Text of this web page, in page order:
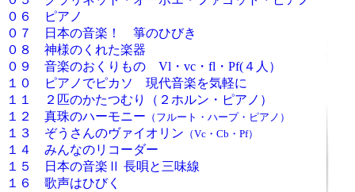
０６ ピアノ
０７ 日本の音楽！ 箏のひびき
０８ 神様のくれた楽器
０９ 音楽のおくりもの Vl・vc・fl・Pf(４人）
１０ ピアノでピカソ 現代音楽を気軽に
１１ ２匹のかたつむり（２ホルン・ピアノ）
１２ 真珠のハーモニー （フルート・ハープ・ピアノ）
１３ ぞうさんのヴァイオリン （Vc・Cb・Pf）
１４ みんなのリコーダー
１５ 日本の音楽Ⅱ 長唄と三味線
１６ 歌声はひびく